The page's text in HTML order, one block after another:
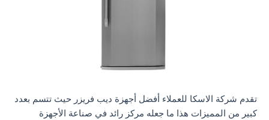
تقدم شركة الاسكا للعملاء أفضل أجهزة ديب فريزر حيث تتسم بعدد
كبير من المميزات هذا ما جعله مركز رائد في صناعة الأجهزة